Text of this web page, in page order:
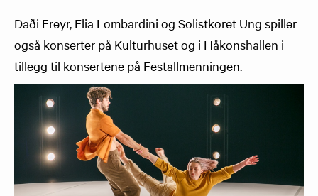
Daði Freyr, Elia Lombardini og Solistkoret Ung spiller
også konserter på Kulturhuset og i Håkonshallen i
tillegg til konsertene på Festallmenningen.